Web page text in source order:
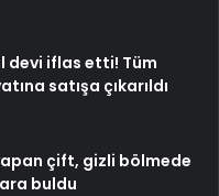
devi iflas etti! Tüm
satışa çıkarıldı
çift, gizli bölmede
buldu